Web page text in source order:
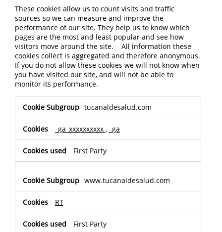
These cookies allow us to count visits and traffic
sources so we can measure and improve the
performance of our site. They help us to know which
pages are the most and least popular and see how
visitors move around the site. All information these
cookies collect is aggregated and therefore anonymous.
If you do not allow these cookies we will not know when
you have visited our site, and will not be able to
monitor its performance.
Performance
Cookies
tucanaldesalud.com
_ga_xxxxxxxxxx , _ga
First Party
www.tucanaldesalud.com
RT
First Party